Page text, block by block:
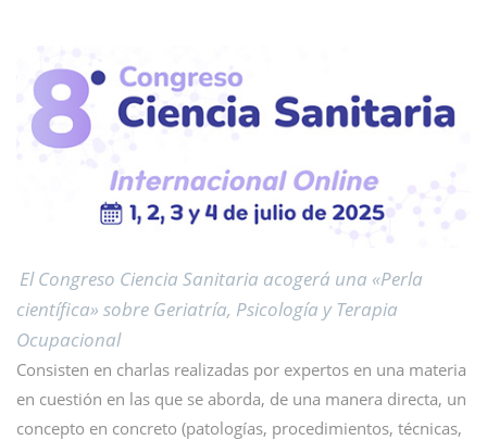
El Congreso Ciencia Sanitaria acogerá una «Perla
científica» sobre Geriatría, Psicología y Terapia
Ocupacional
Consisten en charlas realizadas por expertos en una materia
en cuestión en las que se aborda, de una manera directa, un
concepto en concreto (patologías, procedimientos, técnicas,